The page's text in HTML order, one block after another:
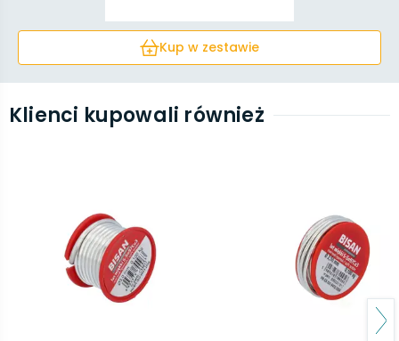
Kup w zestawie
Klienci kupowali również